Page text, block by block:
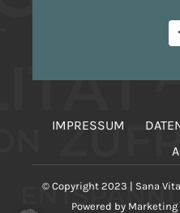
IMPRESSUM
© Copyright 2023 | Sana
Powered by Marketing